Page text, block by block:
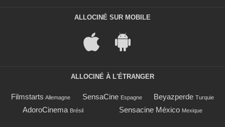
ALLOCINÉ SUR MOBILE
ALLOCINÉ À L'ÉTRANGER
Filmstarts Allemagne SensaCine Espagne Beyazperde Turquie
AdoroCinema Brésil Sensacine México Mexique